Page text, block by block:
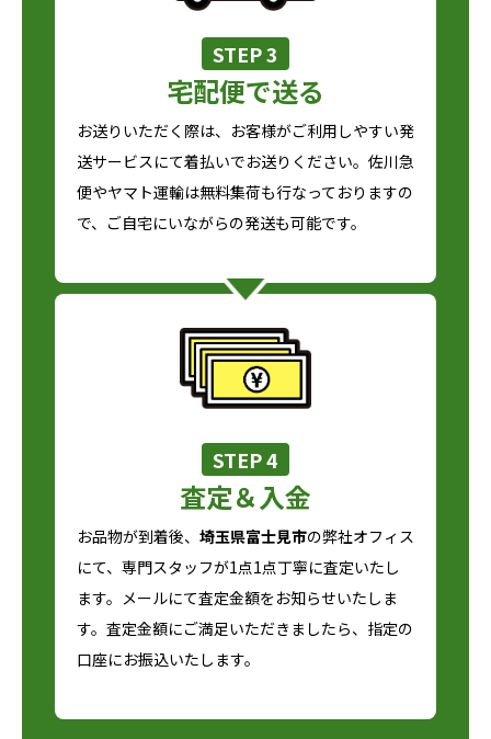
STEP 3
宅配便で送る
お送りいただく際は、お客様がご利用しやすい発
送サービスにて着払いでお送りください。佐川急
便やヤマト運輸は無料集荷も行なっておりますの
で、ご自宅にいながらの発送も可能です。
STEP 4
査定＆入金
お品物が到着後、 埼玉県富士見市の弊社オフィス
にて、専門スタッフが1点1点丁寧に査定いたし
ます。メールにて査定金額をお知らせいたしま
す。査定金額にご満足いただきましたら、指定の
口座にお振込いたします。